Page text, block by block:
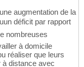
augmentation de la
déficit par rapport
nombreuses
à domicile
réaliser que leurs
à distance avec